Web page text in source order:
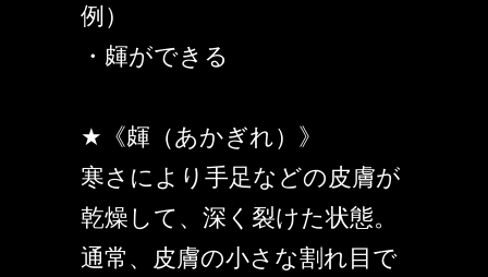
例）
・皹ができる
★《皹（あかぎれ）》
寒さにより手足などの皮膚が
乾燥して、深く裂けた状態。
通常、皮膚の小さな割れ目で